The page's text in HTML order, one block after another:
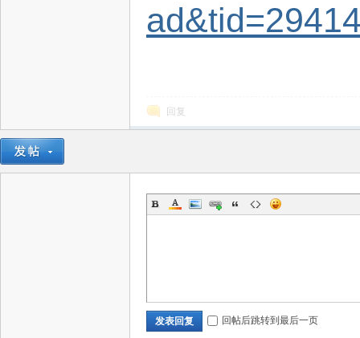
回复
发表回复 回帖后跳转到最后一页